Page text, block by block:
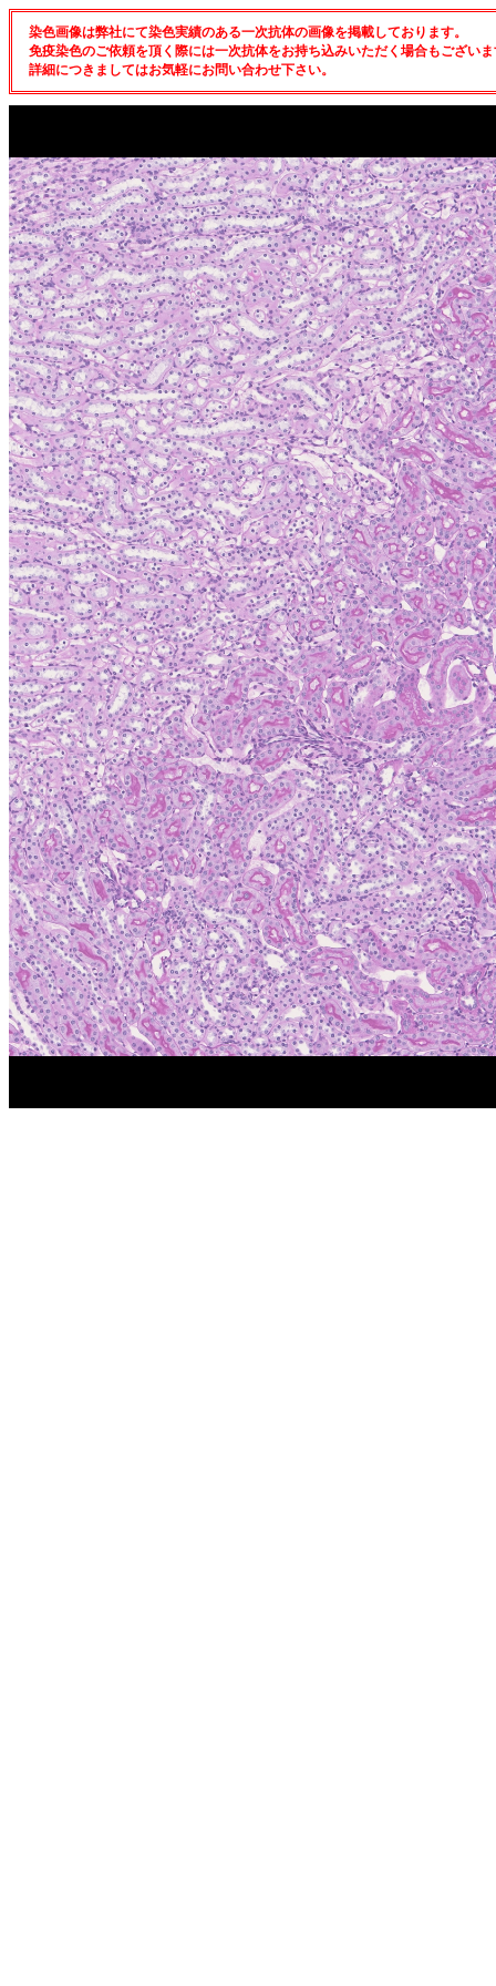
染色画像は弊社にて染色実績のある一次抗体の画像を掲載しております。
免疫染色のご依頼を頂く際には一次抗体をお持ち込みいただく場合もござい
詳細につきましてはお気軽にお問い合わせ下さい。